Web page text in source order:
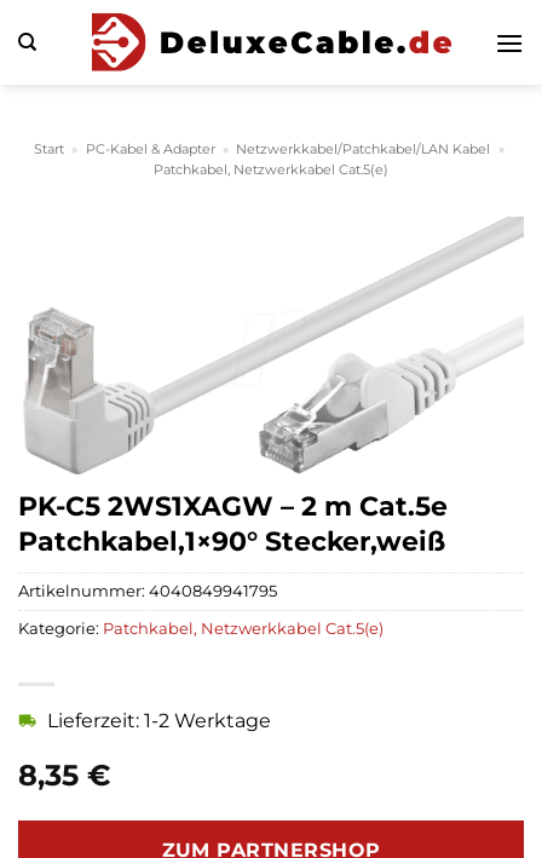
Inhalt
Start » PC-Kabel & Adapter » Netzwerkkabel/Patchkabel/LAN Kabel
»
Patchkabel, Netzwerkkabel Cat.5(e)
PK-C5 2WS1XAGW – 2 m Cat.5e
Patchkabel,1×90° Stecker,weiß
8,35 €
Lieferzeit: 1-2 Werktage
ZUM PARTNERSHOP
Artikelnummer: 4040849941795
Kategorie: Patchkabel, Netzwerkkabel Cat.5(e)